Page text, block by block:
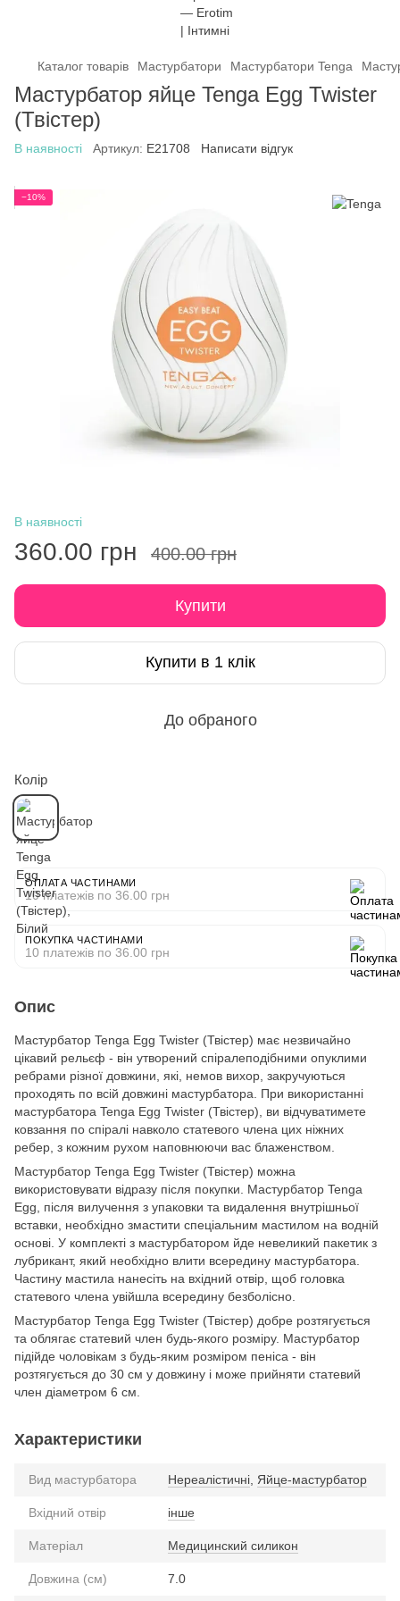
Каталог товарів Мастурбатори Мастурбатори Tenga
Мастурбатор яйце Tenga Egg Twister
(Твістер)
В наявності Артикул: E21708 Написати відгук
−10%
В наявності
360.00 грн 400.00 грн
Купити
Купити в 1 клік
До обраного
Колір
ОПЛАТА ЧАСТИНАМИ
10 платежів по 36.00 грн
ПОКУПКА ЧАСТИНАМИ
10 платежів по 36.00 грн
Опис
Мастурбатор Tenga Egg Twister (Твістер) має незвичайно
цікавий рельєф - він утворений спіралеподібними опуклими
ребрами різної довжини, які, немов вихор, закручуються
проходять по всій довжині мастурбатора. При використанні
мастурбатора Tenga Egg Twister (Твістер), ви відчуватимете
ковзання по спіралі навколо статевого члена цих ніжних
ребер, з кожним рухом наповнюючи вас блаженством.
Мастурбатор Tenga Egg Twister (Твістер) можна
використовувати відразу після покупки. Мастурбатор Tenga
Egg, після вилучення з упаковки та видалення внутрішньої
вставки, необхідно змастити спеціальним мастилом на водній
основі. У комплекті з мастурбатором йде невеликий пакетик з
лубрикант, який необхідно влити всередину мастурбатора.
Частину мастила нанесіть на вхідний отвір, щоб головка
статевого члена увійшла всередину безболісно.
Мастурбатор Tenga Egg Twister (Твістер) добре розтягується
та облягає статевий член будь-якого розміру. Мастурбатор
підійде чоловікам з будь-яким розміром пеніса - він
розтягується до 30 см у довжину і може прийняти статевий
член діаметром 6 см.
Характеристики
Вид мастурбатора Нереалістичні Яйце-мастурбатор
Вхідний отвір інше
Матеріал Медицинский силикон
Довжина (см) 7.0